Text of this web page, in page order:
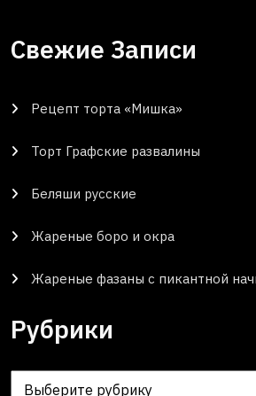
Свежие Записи
Рецепт торта «Мишка»
Торт Графские развалины
Беляши русские
Жареные боро и окра
Жареные фазаны с пикантной
Рубрики
Рубрики